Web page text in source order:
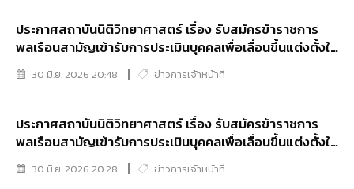
ประกาศสถาบันนิติวิทยาศาสตร์ เรื่อง รับสมัครข้าราชการ
พลเรือนสามัญเข้ารับการประเมินบุคคลเพื่อเลื่อนขึ้นแต่งตั้งให้
ดำรงตำแหน่งประเภทวิชาการ ระดับเชี่ยวชาญ ของสถาบัน
นิติวิทยาศาสตร์
30 มิ.ย. 2026 20:48 ข่าวการเจ้าหน้าที่
ประกาศสถาบันนิติวิทยาศาสตร์ เรื่อง รับสมัครข้าราชการ
พลเรือนสามัญเข้ารับการประเมินบุคคลเพื่อเลื่อนขึ้นแต่งตั้งให้
ดำรงตำแหน่งประเภทวิชาการ ระดับชำนาญการพิเศษของ
สถาบันนิติวิทยาศาสตร์
30 มิ.ย. 2026 20:28 ข่าวการเจ้าหน้าที่